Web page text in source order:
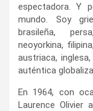
espectadora. Y
mundo. Soy
brasileña,
neoyorkina,
austriaca,
auténtica
En 1964, con
Laurence Olivier